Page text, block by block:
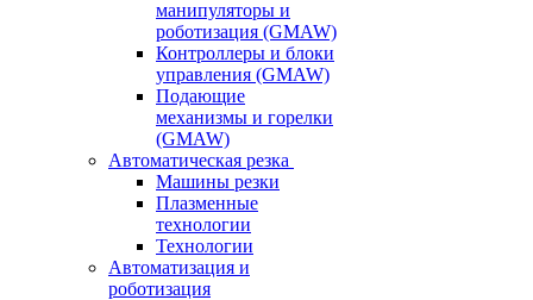
манипуляторы и
роботизация (GMAW)
Контроллеры и блоки
управления (GMAW)
Подающие
механизмы и горелки
(GMAW)
Автоматическая резка
Машины резки
Плазменные
технологии
Технологии
Автоматизация и
роботизация